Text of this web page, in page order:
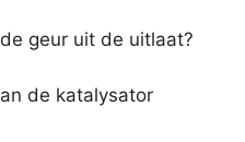
geur uit de uitlaat?
de katalysator